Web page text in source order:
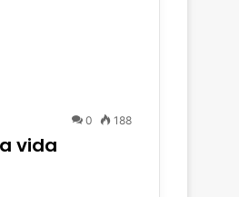
0 188
vida